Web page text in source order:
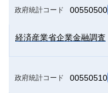
政府統計コード 00550500
経済産業省企業金融調査
政府統計コード 00550510